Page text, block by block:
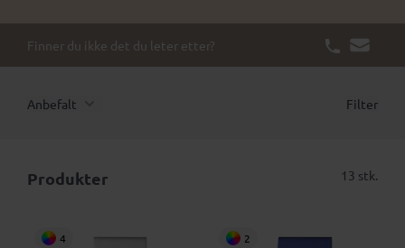
Finner du ikke det du leter etter?
Anbefalt Filter
Produkter 13 stk.
4 2